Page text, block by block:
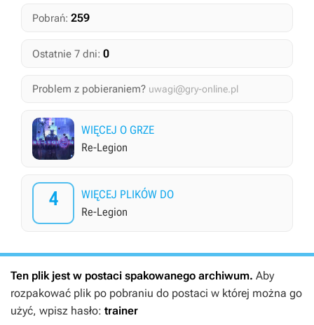
Pobrań: 259
Ostatnie 7 dni: 0
Problem z pobieraniem? uwagi@gry-online.pl
WIĘCEJ O GRZE
Re-Legion
4
WIĘCEJ PLIKÓW DO
Re-Legion
Ten plik jest w postaci spakowanego archiwum. Aby
rozpakować plik po pobraniu do postaci w której można go
użyć, wpisz hasło: trainer